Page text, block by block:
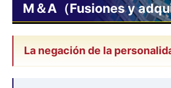
M＆A（Fusiones y
La negación de la